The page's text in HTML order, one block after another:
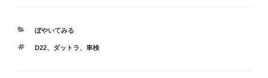
カ
ゴ
ぼやいてみる
タ
D22、 ダットラ、 車検